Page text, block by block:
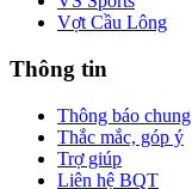
Vợt Cầu Lông
Thông tin
Thông báo chung
Thắc mắc, góp ý
Trợ giúp
Liên hệ BQT